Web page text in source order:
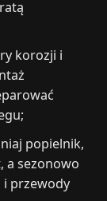
korozji i
popielnik,
a sezonowo
i przewody